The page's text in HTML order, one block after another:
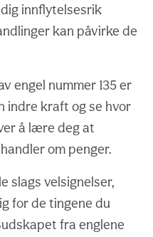
innflytelsesrik
kan påvirke de
engel nummer 135 er
indre kraft og se hvor
å lære deg at
om penger.
slags velsignelser,
for de tingene du
fra englene